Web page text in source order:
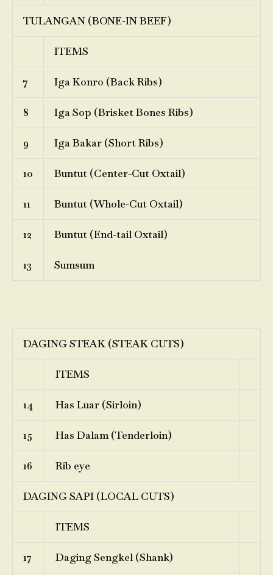
TULANGAN (BONE-IN BEEF)
ITEMS
7 Iga Konro (Back Ribs)
8 Iga Sop (Brisket Bones Ribs)
9 Iga Bakar (Short Ribs)
10 Buntut (Center-Cut Oxtail)
11 Buntut (Whole-Cut Oxtail)
12 Buntut (End-tail Oxtail)
13 Sumsum
DAGING STEAK (STEAK CUTS)
ITEMS
14 Has Luar (Sirloin)
15 Has Dalam (Tenderloin)
16 Rib eye
DAGING SAPI (LOCAL CUTS)
ITEMS
17 Daging Sengkel (Shank)